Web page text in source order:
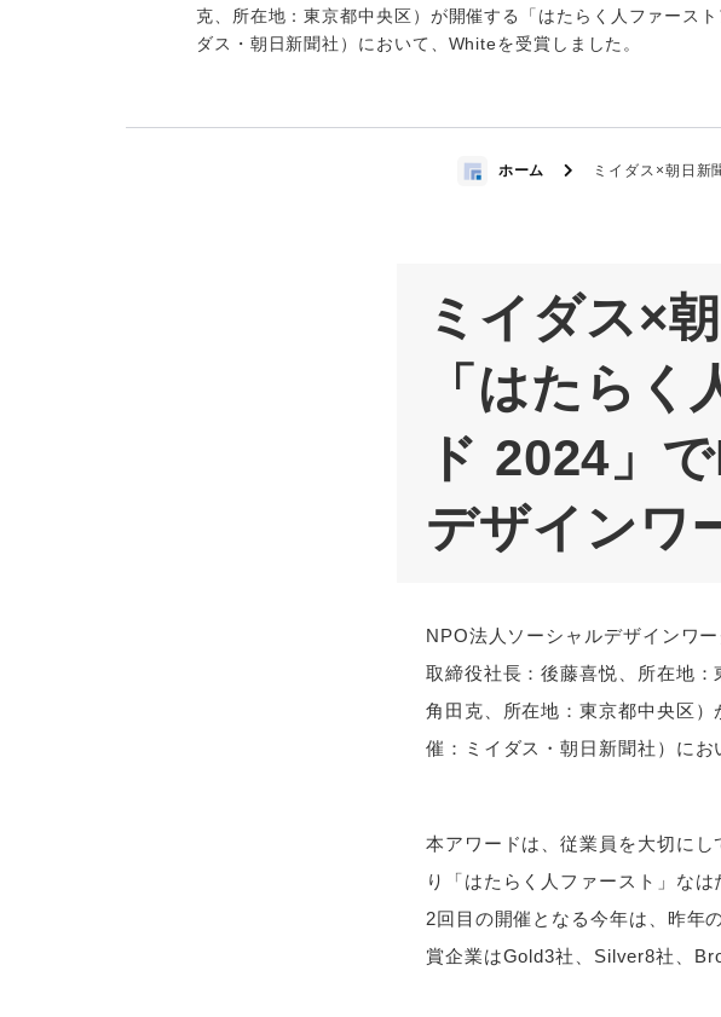
克、所在地：東京都中央区）が開催する「はたらく人ファース
ダス・朝日新聞社）において、Whiteを受賞しました。
ホーム ミイダス×朝日新
ミイダス×
「はたら
ド 2024」
デザインワ
NPO法人ソーシャルデザインワ
取締役社長：後藤喜悦、所在地
角田克、所在地：東京都中央区
催：ミイダス・朝日新聞社）にお
本アワードは、従業員を大切に
り「はたらく人ファースト」な
2回目の開催となる今年は、昨年
賞企業はGold3社、Silver8社、